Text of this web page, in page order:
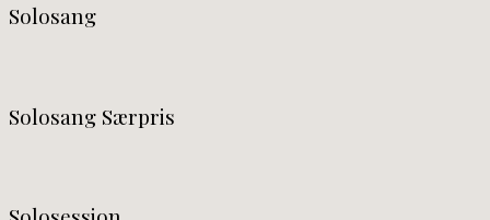
Solosang
Solosang Særpris